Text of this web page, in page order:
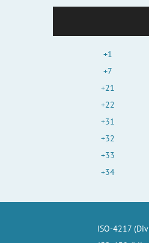
+1
+7
+21
+22
+31
+32
+33
+34
ISO-4217